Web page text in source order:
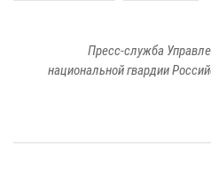
Пресс-служба
национальной гвардии